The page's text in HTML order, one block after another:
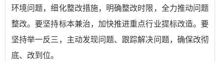
环境问题，细化整改措施，明确整改时限，全力推动问题
整改。要坚持标本兼治，加快推进重点行业提标改造。要
坚持举一反三，主动发现问题、跟踪解决问题，确保改彻
底、改到位。